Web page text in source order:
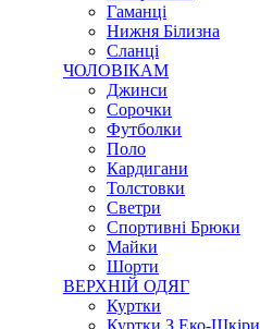
Гаманці
Нижня Білизна
Сланці
ЧОЛОВІКАМ
Джинси
Сорочки
Футболки
Поло
Кардигани
Толстовки
Светри
Спортивні Брюки
Майки
Шорти
ВЕРХНІЙ ОДЯГ
Куртки
Куртки З Еко-Шкіри